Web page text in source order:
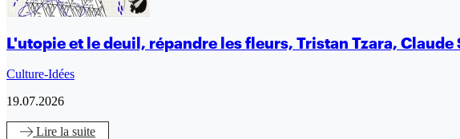
L'utopie et le deuil, répandre les fleurs, Tristan Tzara,
Culture-Idées
19.07.2026
Lire la suite